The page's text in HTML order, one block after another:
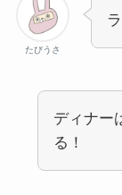
たびうさ
ディナー
る！